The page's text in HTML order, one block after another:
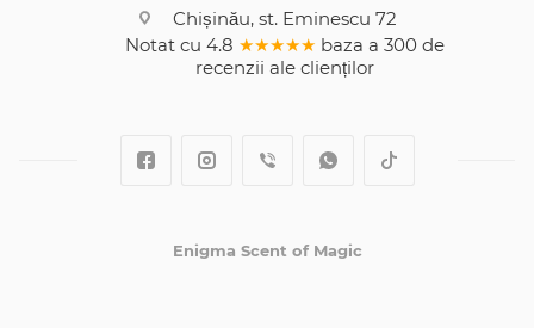
Chișinău, st. Eminescu 72
Notat cu 4.8 ★★★★★ baza a 300 de
recenzii ale clienților
Enigma Scent of Magic